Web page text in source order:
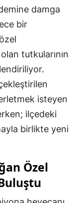
damga
bir
tutkularının
isteyen
ilçedeki
birlikte yeni
Özel